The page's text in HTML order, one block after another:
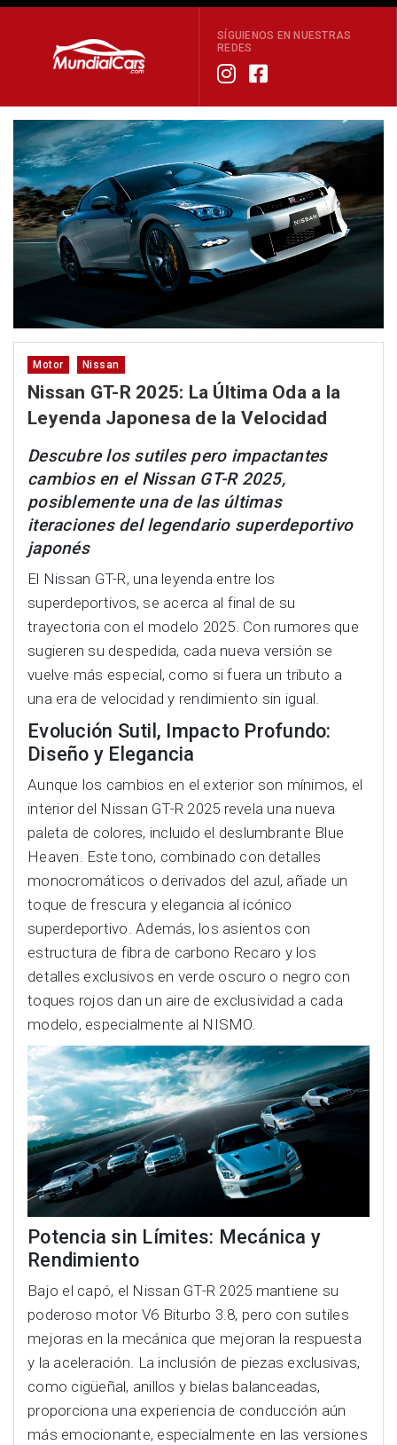
SÍGUIENOS EN NUESTRAS
REDES
Motor Nissan
Nissan GT-R 2025: La Última Oda a la
Leyenda Japonesa de la Velocidad
Descubre los sutiles pero impactantes
cambios en el Nissan GT-R 2025,
posiblemente una de las últimas
iteraciones del legendario superdeportivo
japonés
El Nissan GT-R, una leyenda entre los
superdeportivos, se acerca al final de su
trayectoria con el modelo 2025. Con rumores que
sugieren su despedida, cada nueva versión se
vuelve más especial, como si fuera un tributo a
una era de velocidad y rendimiento sin igual.
Evolución Sutil, Impacto Profundo:
Diseño y Elegancia
Aunque los cambios en el exterior son mínimos, el
interior del Nissan GT-R 2025 revela una nueva
paleta de colores, incluido el deslumbrante Blue
Heaven. Este tono, combinado con detalles
monocromáticos o derivados del azul, añade un
toque de frescura y elegancia al icónico
superdeportivo. Además, los asientos con
estructura de fibra de carbono Recaro y los
detalles exclusivos en verde oscuro o negro con
toques rojos dan un aire de exclusividad a cada
modelo, especialmente al NISMO.
Potencia sin Límites: Mecánica y
Rendimiento
Bajo el capó, el Nissan GT-R 2025 mantiene su
poderoso motor V6 Biturbo 3.8, pero con sutiles
mejoras en la mecánica que mejoran la respuesta
y la aceleración. La inclusión de piezas exclusivas,
como cigüeñal, anillos y bielas balanceadas,
proporciona una experiencia de conducción aún
más emocionante, especialmente en las versiones